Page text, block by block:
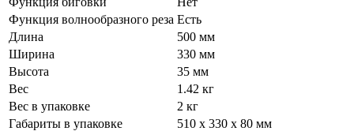
Функция волнообразного реза Есть
Длина
500 мм
Ширина
330 мм
Высота
35 мм
Вес
1.42 кг
Вес в упаковке
2 кг
Габариты в упаковке
510 x 330 x 80 мм